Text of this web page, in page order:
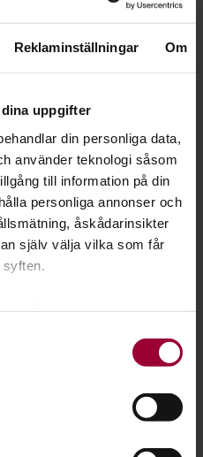
Reklaminställningar Om
uppgifter
din personliga data,
använder teknologi såsom
till information på din
personliga annonser och
åskådarinsikter
själv välja vilka som får
på upp till flera meter
Läs mer